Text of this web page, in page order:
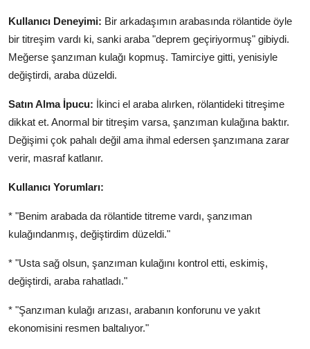
Kullanıcı Deneyimi: Bir arkadaşımın arabasında rölantide öyle
bir titreşim vardı ki, sanki araba "deprem geçiriyormuş" gibiydi.
Meğerse şanzıman kulağı kopmuş. Tamirciye gitti, yenisiyle
değiştirdi, araba düzeldi.
Satın Alma İpucu: İkinci el araba alırken, rölantideki titreşime
dikkat et. Anormal bir titreşim varsa, şanzıman kulağına baktır.
Değişimi çok pahalı değil ama ihmal edersen şanzımana zarar
verir, masraf katlanır.
Kullanıcı Yorumları:
* "Benim arabada da rölantide titreme vardı, şanzıman
kulağındanmış, değiştirdim düzeldi."
* "Usta sağ olsun, şanzıman kulağını kontrol etti, eskimiş,
değiştirdi, araba rahatladı."
* "Şanzıman kulağı arızası, arabanın konforunu ve yakıt
ekonomisini resmen baltalıyor."